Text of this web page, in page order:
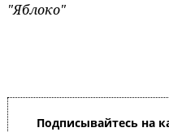
"Яблоко"
Подписывайтесь на